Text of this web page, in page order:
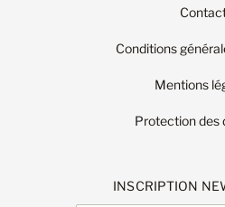
Conditions
Mentions
Protection des
INSCRIPTION